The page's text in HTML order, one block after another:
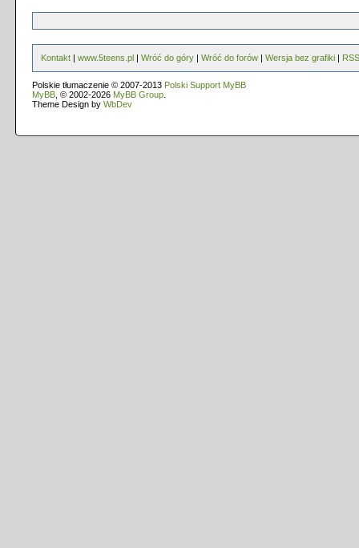
Kontakt | www.5teens.pl | Wróć do góry | Wróć do forów | Wersja bez grafiki | RSS
Polskie tłumaczenie © 2007-2013 Polski Support MyBB
MyBB , © 2002-2026 MyBB Group
Theme Design by WbDev